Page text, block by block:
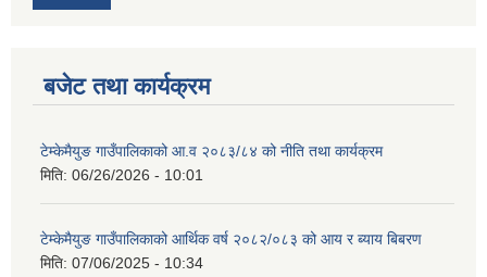
बजेट तथा कार्यक्रम
टेम्केमैयुङ गाउँपालिकाको आ.व २०८३/८४ को नीति तथा कार्यक्रम
मिति: 06/26/2026 - 10:01
टेम्केमैयुङ गाउँपालिकाको आर्थिक वर्ष २०८२/०८३ को आय र ब्याय बिबरण
मिति: 07/06/2025 - 10:34